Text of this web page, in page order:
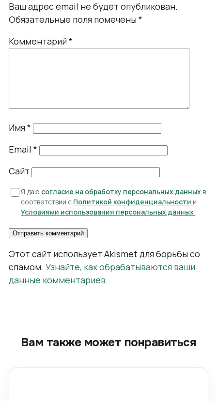
Ваш адрес email не будет опубликован.
Обязательные поля помечены*
Комментарий*
Имя*
Email *
Сайт
Я даю согласие на обработку персональных данных в
соответствии с Политикой конфиденциальности и
Условиями использования персональных данных .
Этот сайт использует Akismet для борьбы со
спамом. Узнайте, как обрабатываются ваши
данные комментариев.
Вам также может понравиться